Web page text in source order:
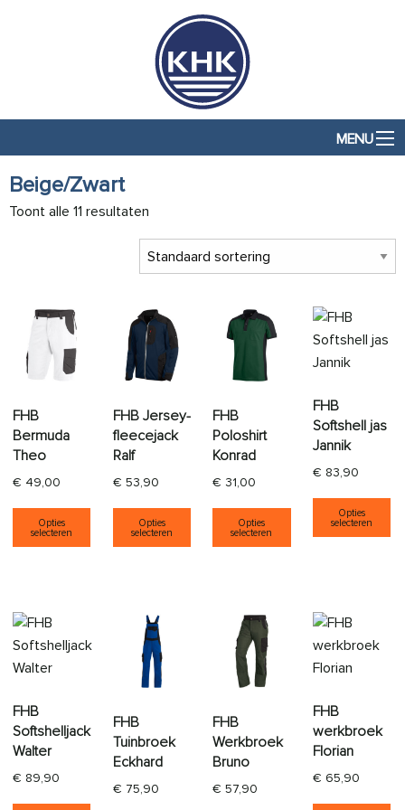
MENU
Beige/Zwart
Toont alle 11 resultaten
FHB
Bermuda
Theo
€ 49,00
Opties
selecteren
Dit product heeft meerdere variaties. Deze optie
FHB Jersey-
fleecejack
Ralf
€ 53,90
Opties
selecteren
Dit product heeft meerdere
FHB
Poloshirt
Konrad
€ 31,00
Opties
selecteren
Dit product heeft
FHB
Softshell jas
Jannik
€ 83,90
Opties
selecteren
FHB
Softshelljack
Walter
€ 89,90
Dit product heeft meerdere variaties. Deze optie
FHB
Tuinbroek
Eckhard
€ 75,90
FHB
Werkbroek
Bruno
€ 57,90
FHB
werkbroek
Florian
€ 65,90